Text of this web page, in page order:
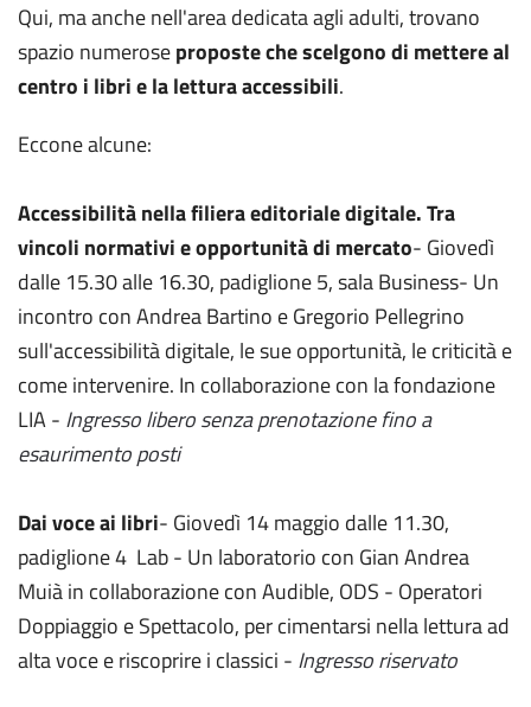
Qui, ma anche nell'area dedicata agli adulti, trovano
spazio numeroseproposte che scelgono di mettere al
centro i libri e la lettura accessibili.
Eccone alcune:
Accessibilità nella filiera editoriale digitale. Tra
vincoli normativi e opportunità di mercato- Giovedì
dalle 15.30 alle 16.30, padiglione 5, sala Business- Un
incontro con Andrea Bartino e Gregorio Pellegrino
sull'accessibilità digitale, le sue opportunità, le criticità e
come intervenire. In collaborazione con la fondazione
LIA - Ingresso libero senza prenotazione fino a
esaurimento posti
Daivoce ai libri- Giovedì 14 maggio dalle 11.30,
padiglione 4 Lab - Un laboratorio con Gian Andrea
Muià in collaborazione con Audible, ODS - Operatori
Doppiaggio e Spettacolo, per cimentarsi nella lettura ad
alta voce e riscoprire i classici - Ingresso riservato